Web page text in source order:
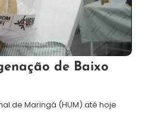
de Baixo
de Maringá (HUM) até hoje